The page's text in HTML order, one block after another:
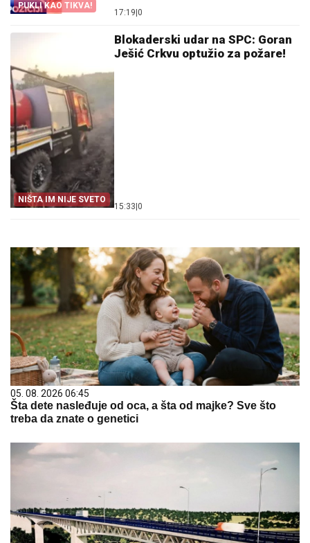
PUKLI KAO TIKVA!
17:19 0
NIŠTA IM NIJE SVETO
Blokaderski udar na SPC: Goran
Ješić Crkvu optužio za požare!
15:33 0
05. 08. 2026 06:45
Šta dete nasleđuje od oca, a šta od majke? Sve što
treba da znate o genetici